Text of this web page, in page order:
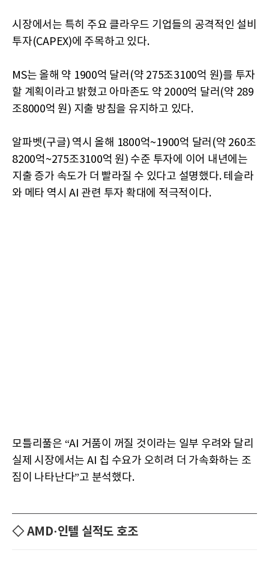
시장에서는 특히 주요 클라우드 기업들의 공격적인 설비
투자(CAPEX)에 주목하고 있다.
MS는 올해 약 1900억 달러(약 275조3100억 원)를 투자
할 계획이라고 밝혔고 아마존도 약 2000억 달러(약 289
조8000억 원) 지출 방침을 유지하고 있다.
알파벳(구글) 역시 올해 1800억~1900억 달러(약 260조
8200억~275조3100억 원) 수준 투자에 이어 내년에는
지출 증가 속도가 더 빨라질 수 있다고 설명했다. 테슬라
와 메타 역시 AI 관련 투자 확대에 적극적이다.
모틀리풀은 “AI 거품이 꺼질 것이라는 일부 우려와 달리
실제 시장에서는 AI 칩 수요가 오히려 더 가속화하는 조
짐이 나타난다”고 분석했다.
◇ AMD·인텔 실적도 호조